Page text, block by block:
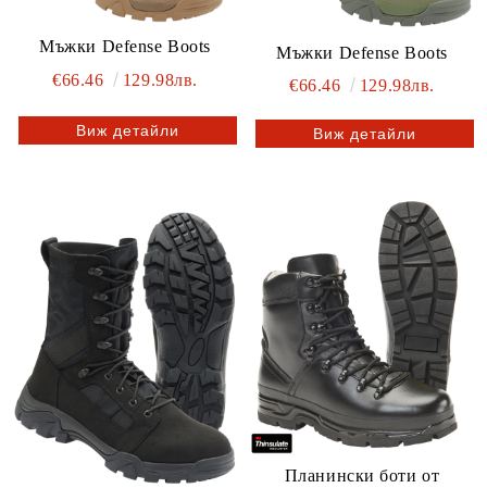
Мъжки Defense Boots
€66.46
129.98лв.
Виж детайли
Мъжки Defense Boots
€66.46
129.98лв.
Виж детайли
Планински боти от